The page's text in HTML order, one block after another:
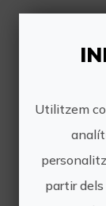
ElGran
Utilitzem
partir